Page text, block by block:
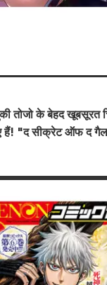
तोजो के बेहद खूबसूरत
हैं! "द सीक्रेट ऑफ द